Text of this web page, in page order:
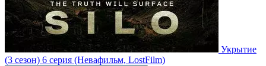
Укрытие
(3 сезон) 6 серия (Невафильм, LostFilm)